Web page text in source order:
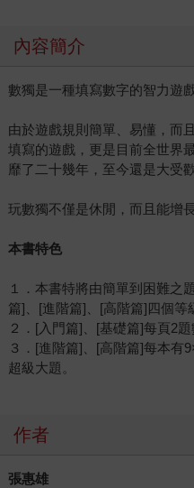
內容簡介
數獨是一種填寫數字的智力遊
由於遊戲規則簡單、易懂，而
填寫的遊戲，更是目前全世界
靡了二十幾年，至今還是大受歡
玩數獨不僅是休閒，而且能增
本書特色
１．本書特將由簡單到困難之
篇]、[進階篇]、[高階篇]四個等
２．[入門篇]、[基礎篇]每頁2題
３．[進階篇]、[高階篇]每本有
超級大題。
作者
張惠雄